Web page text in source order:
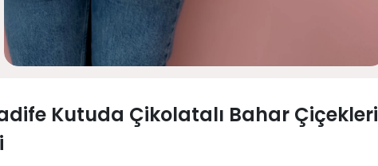
Kutuda Çikolatalı Bahar Çiçekleri